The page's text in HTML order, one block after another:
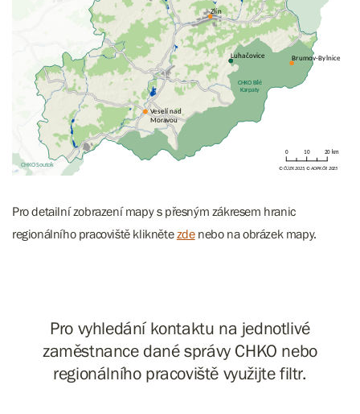
Pro detailní zobrazení mapy s přesným zákresem hranic
regionálního pracoviště kliknětezdenebo na obrázek mapy.
Pro vyhledání kontaktu na jednotlivé
zaměstnance dané správy CHKO nebo
regionálního pracoviště využijte filtr.